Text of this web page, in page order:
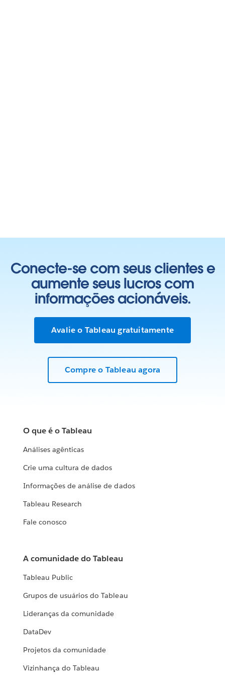
Conecte-se com seus clientes e
aumente seus lucros com
informações acionáveis.
Avalie o Tableau gratuitamente
Compre o Tableau agora
O que é o Tableau
Análises agênticas
Crie uma cultura de dados
Informações de análise de dados
Tableau Research
Fale conosco
A comunidade do Tableau
Tableau Public
Grupos de usuários do Tableau
Lideranças da comunidade
DataDev
Projetos da comunidade
Vizinhança do Tableau